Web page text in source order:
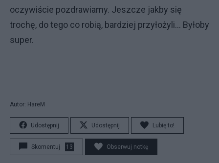
oczywiście pozdrawiamy. Jeszcze jakby się
trochę, do tego co robią, bardziej przyłożyli… Byłoby
super.
Autor: HareM
Udostępnij Udostępnij Lubię to!
Skomentuj 13 Obserwuj notkę